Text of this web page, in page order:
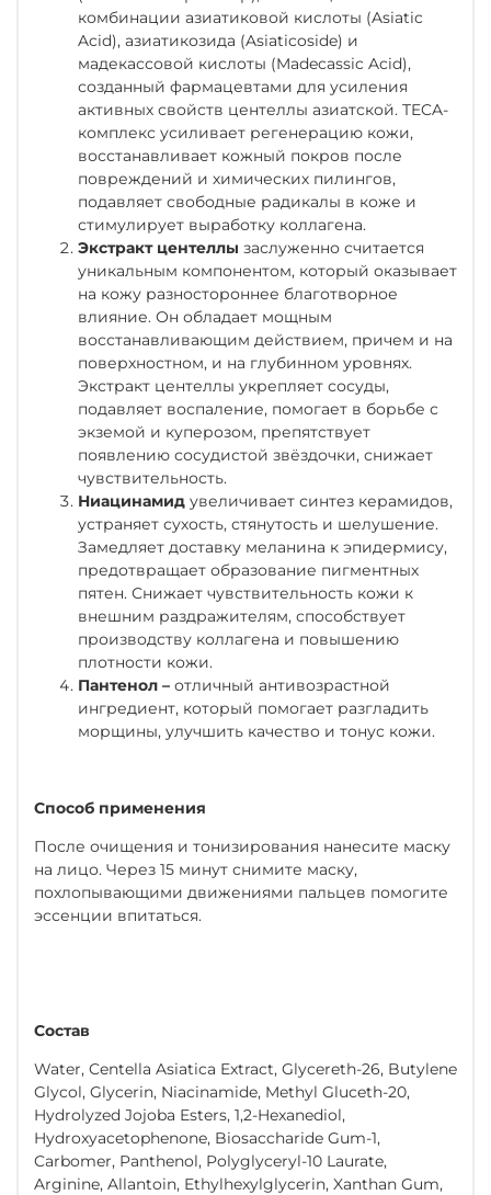
комбинации азиатиковой кислоты (Asiatic
Acid), азиатикозида (Asiaticoside) и
мадекассовой кислоты (Madecassic Acid),
созданный фармацевтами для усиления
активных свойств центеллы азиатской. TECA-
комплекс усиливает регенерацию кожи,
восстанавливает кожный покров после
повреждений и химических пилингов,
подавляет свободные радикалы в коже и
стимулирует выработку коллагена.
Экстракт центеллы заслуженно считается
уникальным компонентом, который оказывает
на кожу разностороннее благотворное
влияние. Он обладает мощным
восстанавливающим действием, причем и на
поверхностном, и на глубинном уровнях.
Экстракт центеллы укрепляет сосуды,
подавляет воспаление, помогает в борьбе с
экземой и куперозом, препятствует
появлению сосудистой звёздочки, снижает
чувствительность.
Ниацинамид увеличивает синтез керамидов,
устраняет сухость, стянутость и шелушение.
Замедляет доставку меланина к эпидермису,
предотвращает образование пигментных
пятен. Снижает чувствительность кожи к
внешним раздражителям, способствует
производству коллагена и повышению
плотности кожи.
Пантенол – отличный антивозрастной
ингредиент, который помогает разгладить
морщины, улучшить качество и тонус кожи.
Способ применения
После очищения и тонизирования нанесите маску
на лицо. Через 15 минут снимите маску,
похлопывающими движениями пальцев помогите
эссенции впитаться.
Состав
Water, Centella Asiatica Extract, Glycereth-26, Butylene
Glycol, Glycerin, Niacinamide, Methyl Gluceth-20,
Hydrolyzed Jojoba Esters, 1,2-Hexanediol,
Hydroxyacetophenone, Biosaccharide Gum-1,
Carbomer, Panthenol, Polyglyceryl-10 Laurate,
Arginine, Allantoin, Ethylhexylglycerin, Xanthan Gum,